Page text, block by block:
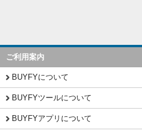
ご利用案内
BUYFYについて
BUYFYツールについて
BUYFYアプリについて